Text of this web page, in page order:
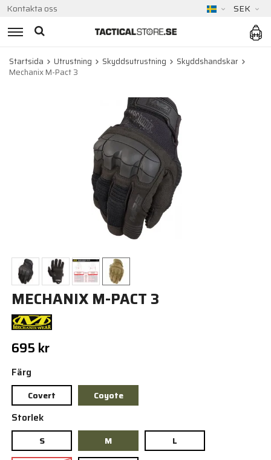
Kontakta oss SEK
Startsida Utrustning Skyddsutrustning
Skyddshandskar
Mechanix M-Pact 3
MECHANIX M-PACT 3
695 kr
Färg
Covert Coyote
Storlek
S M
L